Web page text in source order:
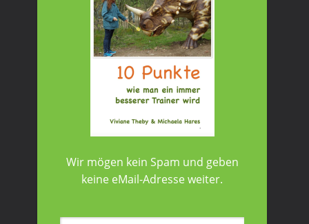
Wir mögen kein Spam und geben
keine eMail-Adresse weiter.